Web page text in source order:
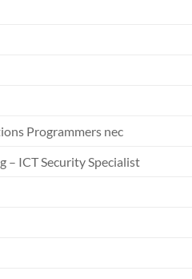
Programmers nec
– ICT Security Specialist